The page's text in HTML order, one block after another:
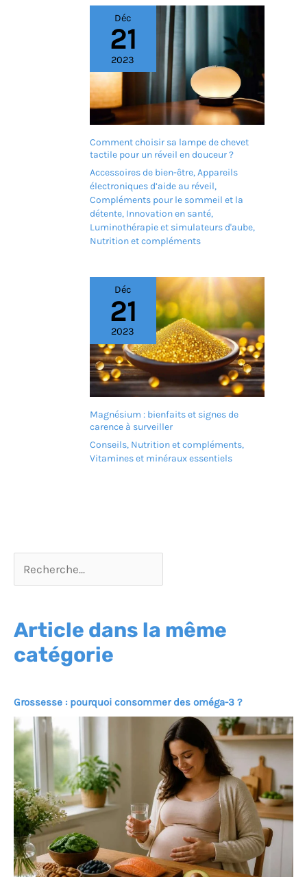
Déc
21
2023
Comment choisir sa lampe de chevet
tactile pour un réveil en douceur ?
Accessoires de bien-être,Appareils
électroniques d’aide au réveil,
Compléments pour le sommeil et la
détente, Innovation en santé,
Luminothérapie et simulateurs d'aube,
Nutrition et compléments
Déc
21
2023
Magnésium : bienfaits et signes de
carence à surveiller
Conseils, Nutrition et compléments,
Vitamines et minéraux essentiels
Article dans la même
catégorie
Grossesse : pourquoi consommer des oméga-3 ?